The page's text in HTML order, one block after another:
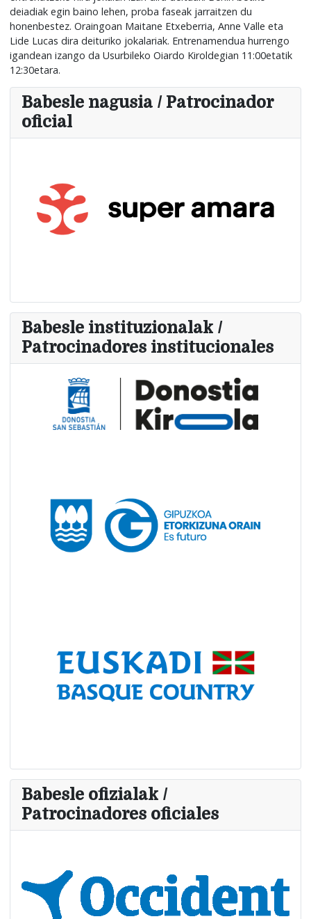
deiadiak egin baino lehen, proba faseak jarraitzen du
honenbestez. Oraingoan Maitane Etxeberria, Anne Valle eta
Lide Lucas dira deituriko jokalariak. Entrenamendua hurrengo
igandean izango da Usurbileko Oiardo Kiroldegian 11:00etatik
12:30etara.
Babesle nagusia / Patrocinador
oficial
Babesle instituzionalak /
Patrocinadores institucionales
Babesle ofizialak /
Patrocinadores oficiales